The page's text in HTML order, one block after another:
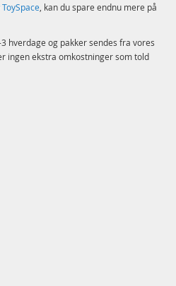
ToySpace , kan du spare endnu mere på
hverdage og pakker sendes fra vores
ingen ekstra omkostninger som told